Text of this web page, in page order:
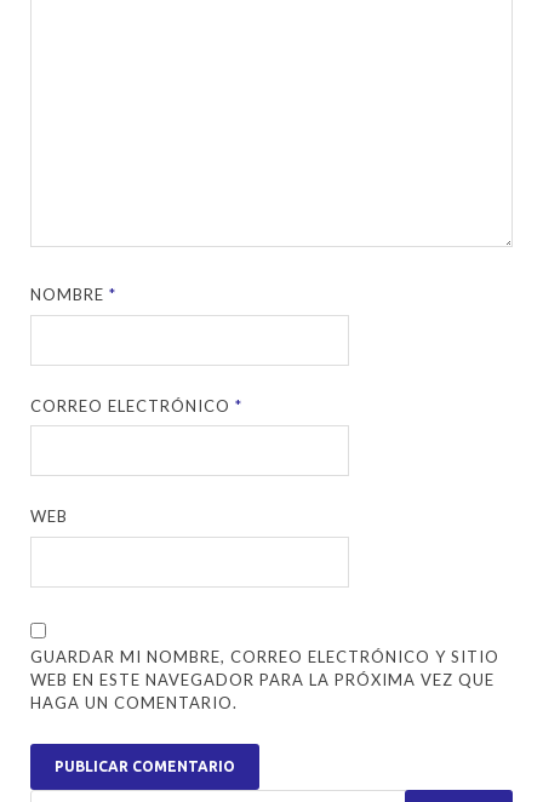
NOMBRE*
CORREO ELECTRÓNICO*
WEB
GUARDAR MI NOMBRE, CORREO ELECTRÓNICO Y SITIO
WEB EN ESTE NAVEGADOR PARA LA PRÓXIMA VEZ QUE
HAGA UN COMENTARIO.